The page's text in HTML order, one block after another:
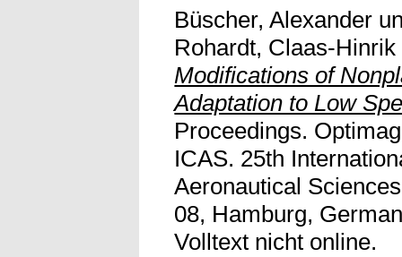
Büscher, Alexander
Rohardt, Claas-Hinrik
Modifications of
Adaptation to Low
Proceedings.
ICAS. 25th
Aeronautical
08, Hamburg,
Volltext nicht online.